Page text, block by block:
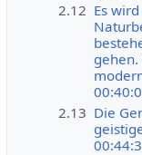
2.12 Es
2.13 Die